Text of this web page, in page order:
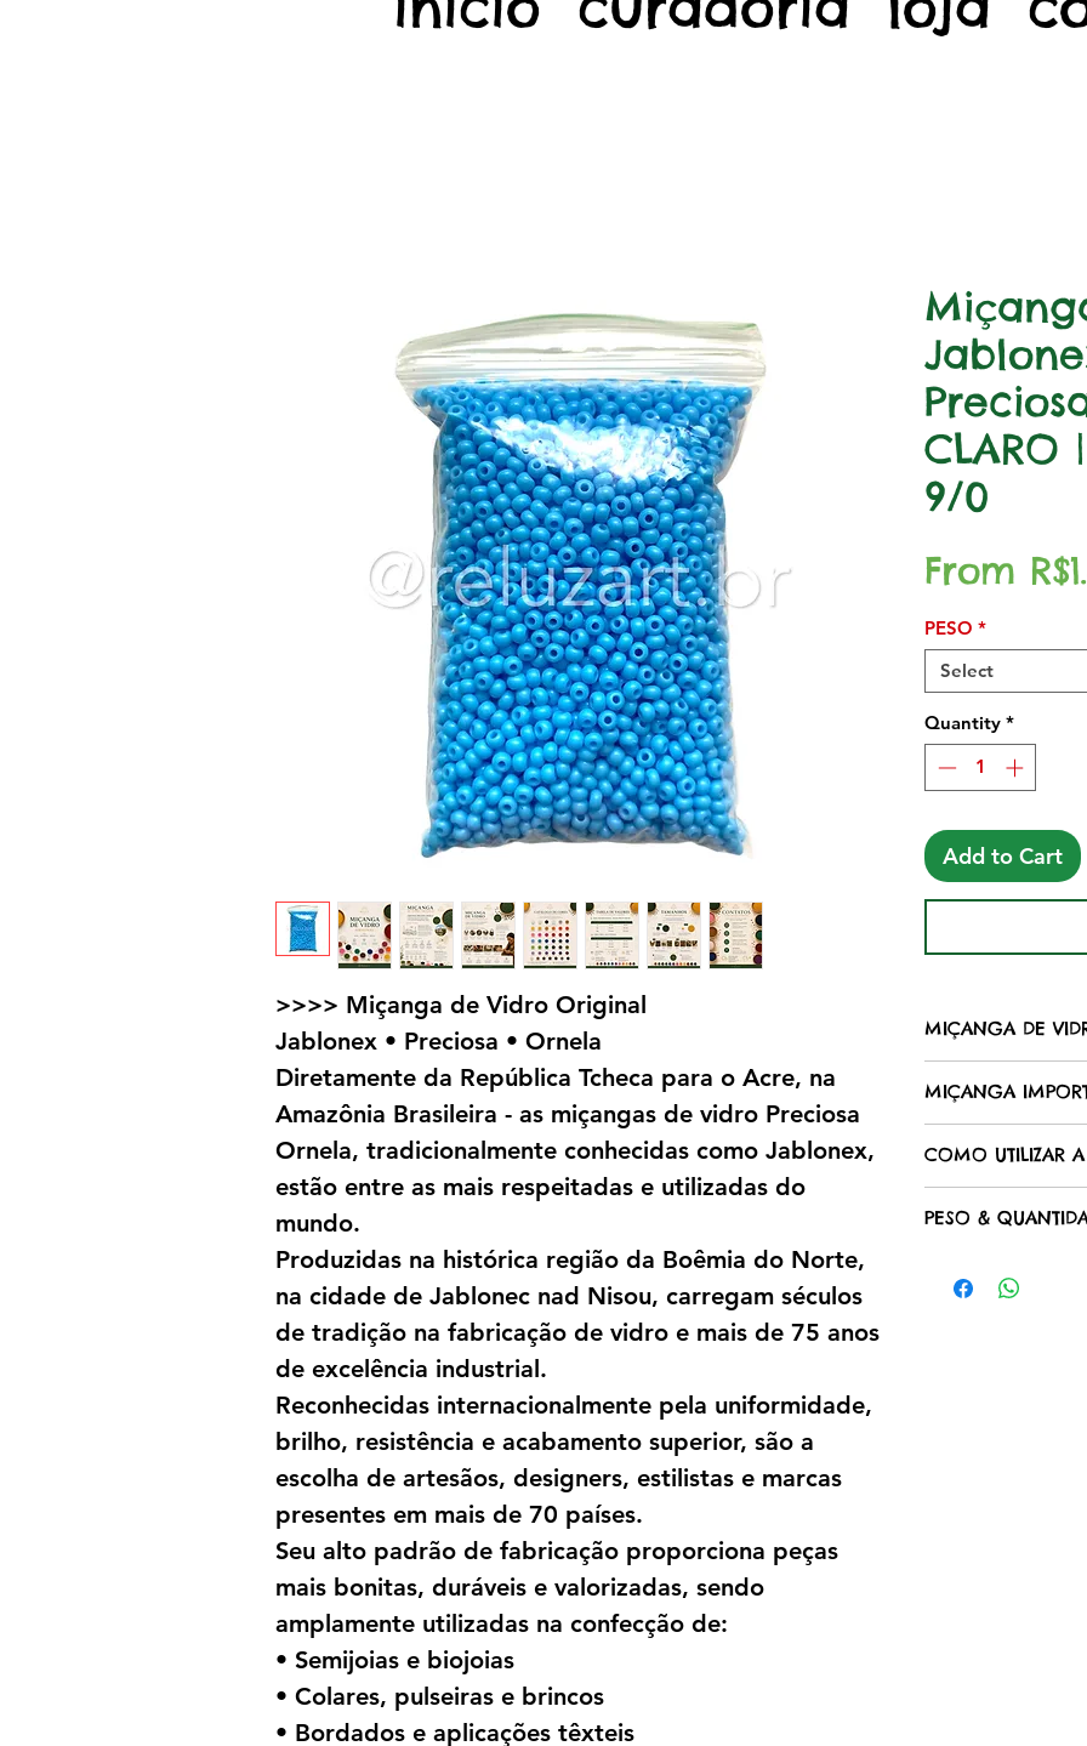
>>>> Miçanga de Vidro Original
Jablonex • Preciosa • Ornela
Diretamente da República Tcheca para o Acre, na
Amazônia Brasileira - as miçangas de vidro Preciosa
Ornela, tradicionalmente conhecidas como Jablonex,
estão entre as mais respeitadas e utilizadas do
mundo.
Produzidas na histórica região da Boêmia do Norte,
na cidade de Jablonec nad Nisou, carregam séculos
de tradição na fabricação de vidro e mais de 75 anos
de excelência industrial.
Reconhecidas internacionalmente pela uniformidade,
brilho, resistência e acabamento superior, são a
escolha de artesãos, designers, estilistas e marcas
presentes em mais de 70 países.
Seu alto padrão de fabricação proporciona peças
mais bonitas, duráveis e valorizadas, sendo
amplamente utilizadas na confecção de:
• Semijoias e biojoias
• Colares, pulseiras e brincos
• Bordados e aplicações têxteis
CLARO
9/0
From
PESO *
Select
Quantity *
Add to Cart
MIÇANGA DE
miçangas
destacam-se
durabilidade.
oferece
vivas e maior
refinada e
MIÇANGA
produzidas na
Nisou, na
mundialmente
décadas,
COMO UTILIZAR
possibilidades.
na confecção
bordados,
PESO &
quantidade de